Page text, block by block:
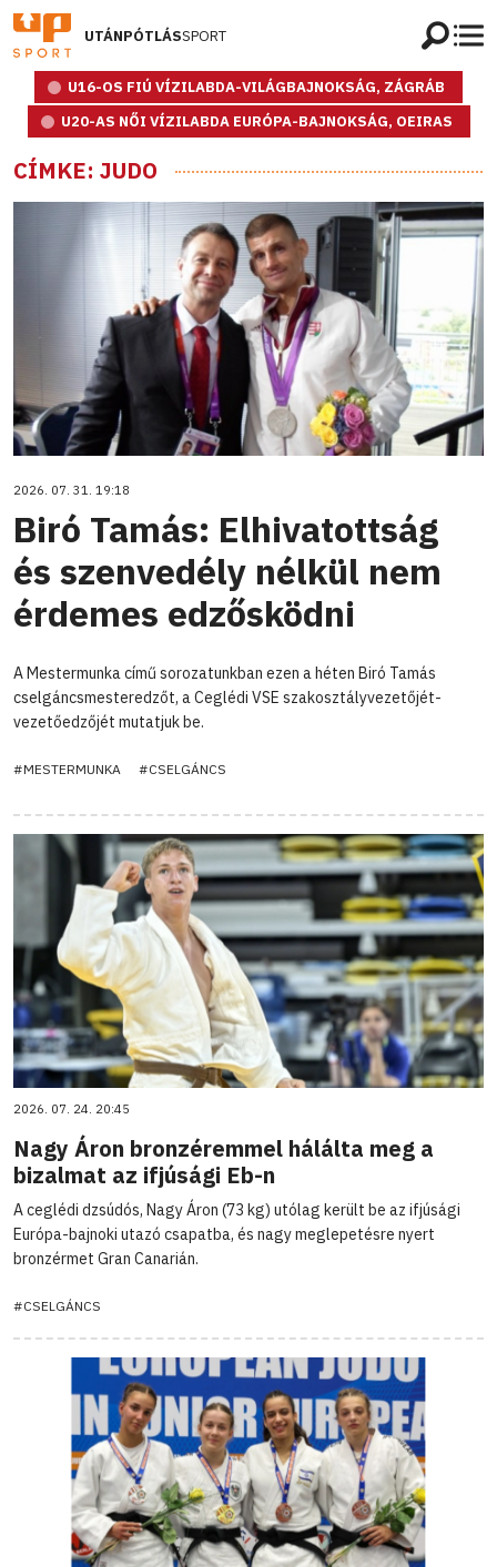
UTÁNPÓTLÁSSPORT
U16-OS FIÚ VÍZILABDA-VILÁGBAJNOKSÁG, ZÁGRÁB
U20-AS NŐI VÍZILABDA EURÓPA-BAJNOKSÁG, OEIRAS
CÍMKE: JUDO
2026. 07. 31. 19:18
Biró Tamás: Elhivatottság
és szenvedély nélkül nem
érdemes edzősködni
A Mestermunka című sorozatunkban ezen a héten Biró Tamás
cselgáncsmesteredzőt, a Ceglédi VSE szakosztályvezetőjét-
vezetőedzőjét mutatjuk be.
#MESTERMUNKA #CSELGÁNCS
2026. 07. 24. 20:45
Nagy Áron bronzéremmel hálálta meg a
bizalmat az ifjúsági Eb-n
A ceglédi dzsúdós, Nagy Áron (73 kg) utólag került be az ifjúsági
Európa-bajnoki utazó csapatba, és nagy meglepetésre nyert
bronzérmet Gran Canarián.
#CSELGÁNCS